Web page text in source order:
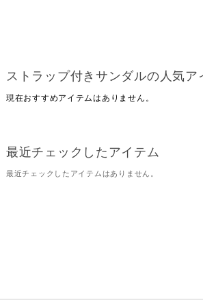
ストラップ付きサンダルの人気ア
現在おすすめアイテムはありません。
最近チェックしたアイテム
最近チェックしたアイテムはありません。